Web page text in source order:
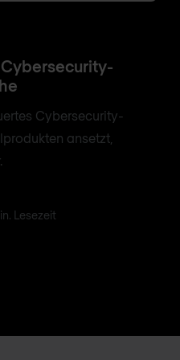
Cybersecurity-
Cybersecurity-
ansetzt,
Lesezeit